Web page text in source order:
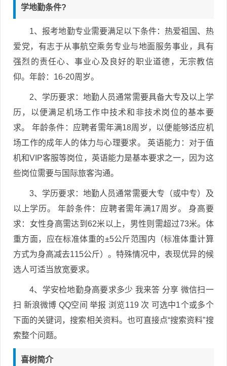
学地勤条件?
1、报考地勤专业需要满足以下条件：热爱祖国、热
爱党，有志于从事航空乘务专业与地面服务事业，具有
强烈的责任心、事业心及良好的职业道德，无宗教信
仰。年龄：16-20周岁。
2、学历要求：地勤人员通常需要具备大专及以上学
历，以便满足机场工作中技术和非技术岗位的基本要
求。 年龄条件：应聘者需年满18周岁，以便能够适应机
场工作的成年人的体力与心理要求。 英语能力：对于值
机和VIP客服等岗位，英语能力是基本要求之一，因为这
些岗位需要与国际旅客沟通。
3、学历要求：地勤人员通常需要大专（或中专）及
以上学历。 年龄条件：应聘者需年满17周岁。 身高要
求：女性身高需达到62米以上，男性则需超过73米。体
重方面，应在标准体重的±5公斤范围内（标准体重计算
方式为身高减去115公斤）。特殊情况中，表现优异的候
选人可适当放宽要求。
4、学安检地勤身高要求多少 我来答 分享 微信扫一
扫 新浪微博 QQ空间 举报 浏览119 次 可选中1个或多个
下面的关键词，搜索相关资料。也可直接点“搜索资料”搜
索整个问题。
喜树简介